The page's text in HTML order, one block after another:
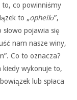
to, co powinniśmy
to „opheilō”,
słowo pojawia się
nam nasze winy,
Co to oznacza?
kiedy wykonuje to,
lub spłaca